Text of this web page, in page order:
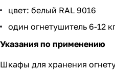
цвет: белый RAL 9016
один огнетушитель 6-12
Указания по применению
Шкафы для хранения